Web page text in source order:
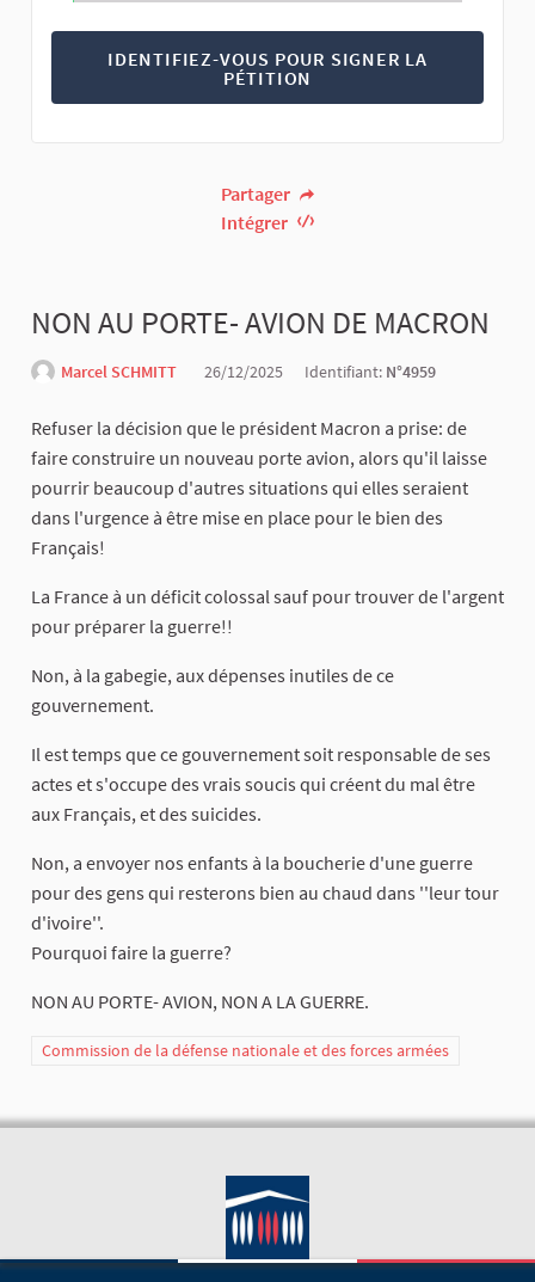
IDENTIFIEZ-VOUS POUR SIGNER LA
PÉTITION
Partager
Intégrer
NON AU PORTE- AVION DE MACRON
Marcel SCHMITT 26/12/2025 Identifiant: N°4959
Refuser la décision que le président Macron a prise: de
faire construire un nouveau porte avion, alors qu'il laisse
pourrir beaucoup d'autres situations qui elles seraient
dans l'urgence à être mise en place pour le bien des
Français!
La France à un déficit colossal sauf pour trouver de l'argent
pour préparer la guerre!!
Non, à la gabegie, aux dépenses inutiles de ce
gouvernement.
Il est temps que ce gouvernement soit responsable de ses
actes et s'occupe des vrais soucis qui créent du mal être
aux Français, et des suicides.
Non, a envoyer nos enfants à la boucherie d'une guerre
pour des gens qui resterons bien au chaud dans ''leur tour
d'ivoire''.
Pourquoi faire la guerre?
NON AU PORTE- AVION, NON A LA GUERRE.
Commission de la défense nationale et des forces armées